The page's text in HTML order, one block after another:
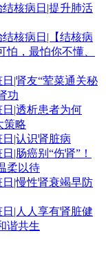
核病日|提升肺活
核病日|【结核病
，最怕你不懂、
|肾友“荤菜通关秘
功
日|透析患者为何
策略
|认识肾脏病
|肠癌别“伤肾”！
柔以待
|慢性肾衰竭早防
|人人享有肾脏健
谐共生